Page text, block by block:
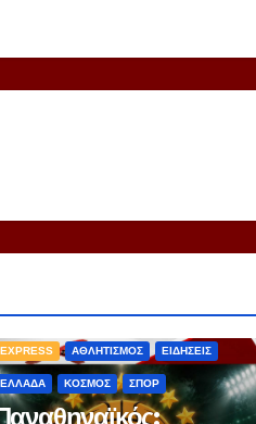
EXPRESS ΑΘΛΗΤΙΣΜΟΣ ΕΙΔΗΣΕΙΣ
ΕΛΛΑΔΑ ΚΟΣΜΟΣ ΣΠΟΡ